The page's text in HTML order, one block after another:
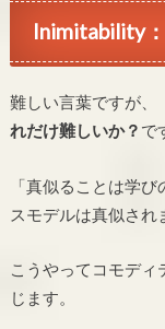
Inimitability
難しい言葉ですが、
れだけ難しいか？ で
「真似ることは学
スモデルは真似され
こうやってコモデ
じます。